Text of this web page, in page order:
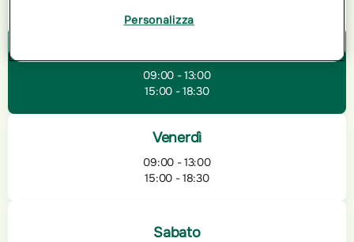
09:00 - 13:00
15:00 - 18:30
Venerdì
09:00 - 13:00
15:00 - 18:30
Sabato
Personalizza